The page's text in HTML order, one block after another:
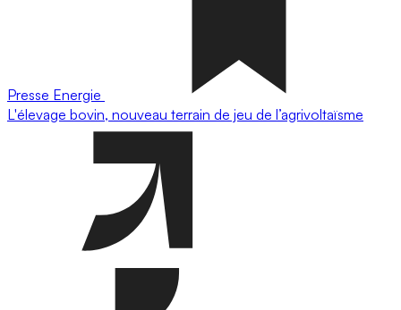
Presse Energie
L'élevage bovin, nouveau terrain de jeu de l’agrivoltaïsme